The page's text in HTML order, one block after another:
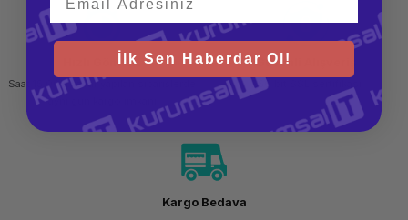
Hızlı Gönderi
Saat 15.00'a kadar yapılan siparişlerde
aynı gün kargo imkanı
Güvenli Alışveriş
256 bit SSL sertifikası
Kargo Bedava
İlk Sen Haberdar Ol!